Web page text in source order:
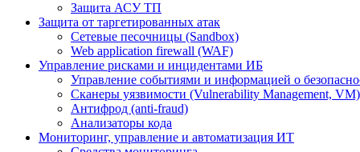
Защита АСУ ТП
Защита от таргетированных атак
Сетевые песочницы (Sandbox)
Web application firewall (WAF)
Управление рисками и инцидентами ИБ
Управление событиями и информацией о
Сканеры уязвимости (Vulnerability Management, VM)
Антифрод (anti-fraud)
Анализаторы кода
Мониторинг, управление и автоматизация ИТ